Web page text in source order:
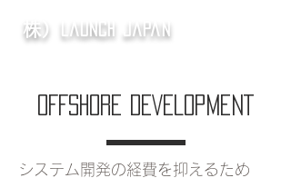
株） Launch Japan
OFFSHORE DEVELOPMENT
​システム開発の経費を抑えるため